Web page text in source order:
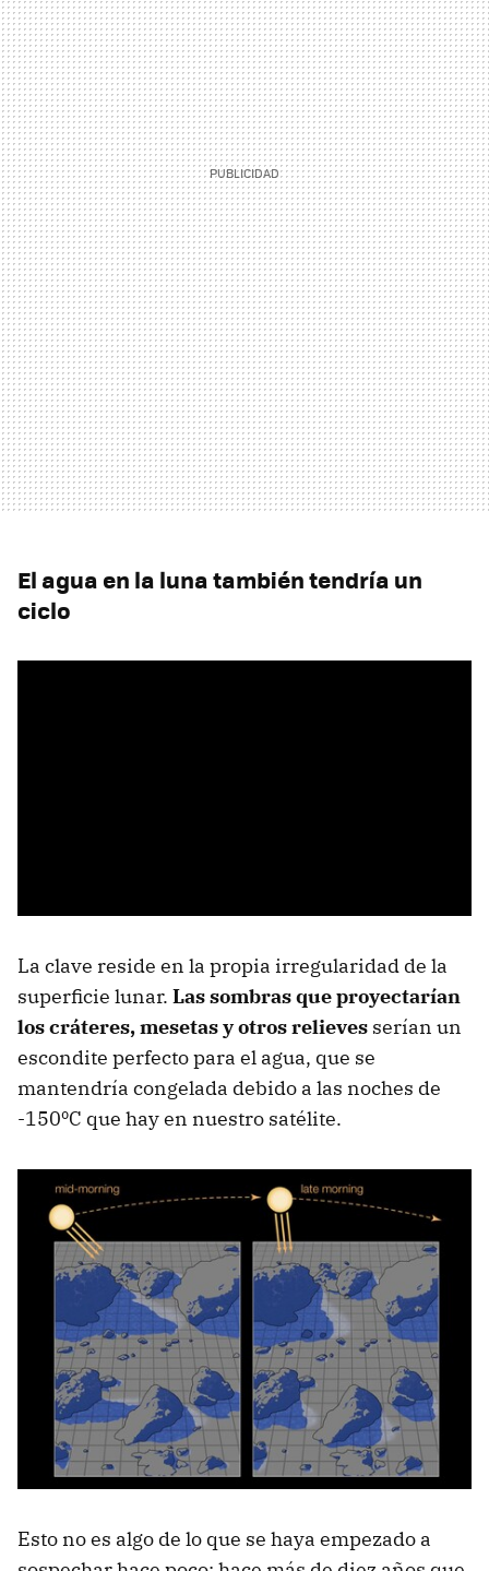
El agua en la luna también tendría un
ciclo
La clave reside en la propia irregularidad de la
superficie lunar. Las sombras que proyectarían
los cráteres, mesetas y otros relieves serían un
escondite perfecto para el agua, que se
mantendría congelada debido a las noches de
-150ºC que hay en nuestro satélite.
Esto no es algo de lo que se haya empezado a